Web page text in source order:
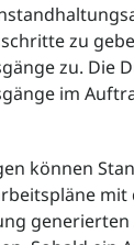
zu
zu. Die
im
können